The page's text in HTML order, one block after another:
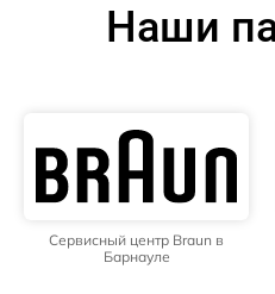
Наши
Сервисный центр Braun в
Барнауле